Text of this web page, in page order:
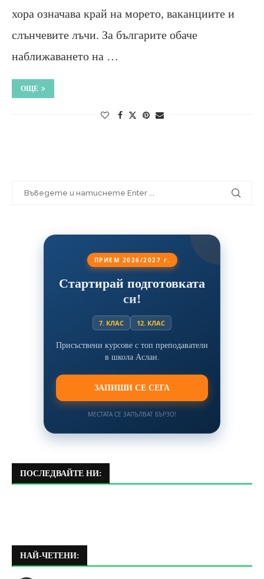
хора означава край на морето, ваканциите и
слънчевите лъчи. За българите обаче
наближаването на …
ОЩЕ
ПРИЕМ 2026/2027 г.
Стартирай подготовката
си!
7. КЛАС 12. КЛАС
Присъствени курсове с топ преподаватели
в школа Аслан.
ЗАПИШИ СЕ СЕГА
МЕСТАТА СЕ ЗАПЪЛВАТ БЪРЗО!
ПОСЛЕДВАЙТЕ НИ:
НАЙ-ЧЕТЕНИ: